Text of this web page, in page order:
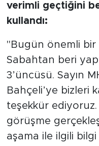
verimli geçtiğini
kullandı:
"Bugün önemli bir
Sabahtan beri
3’üncüsü. Sayın
Bahçeli’ye bizleri
teşekkür
görüşme
aşama ile ilgili